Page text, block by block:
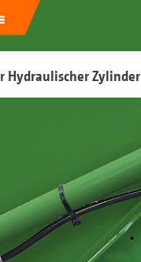
Hydraulischer Zylinder